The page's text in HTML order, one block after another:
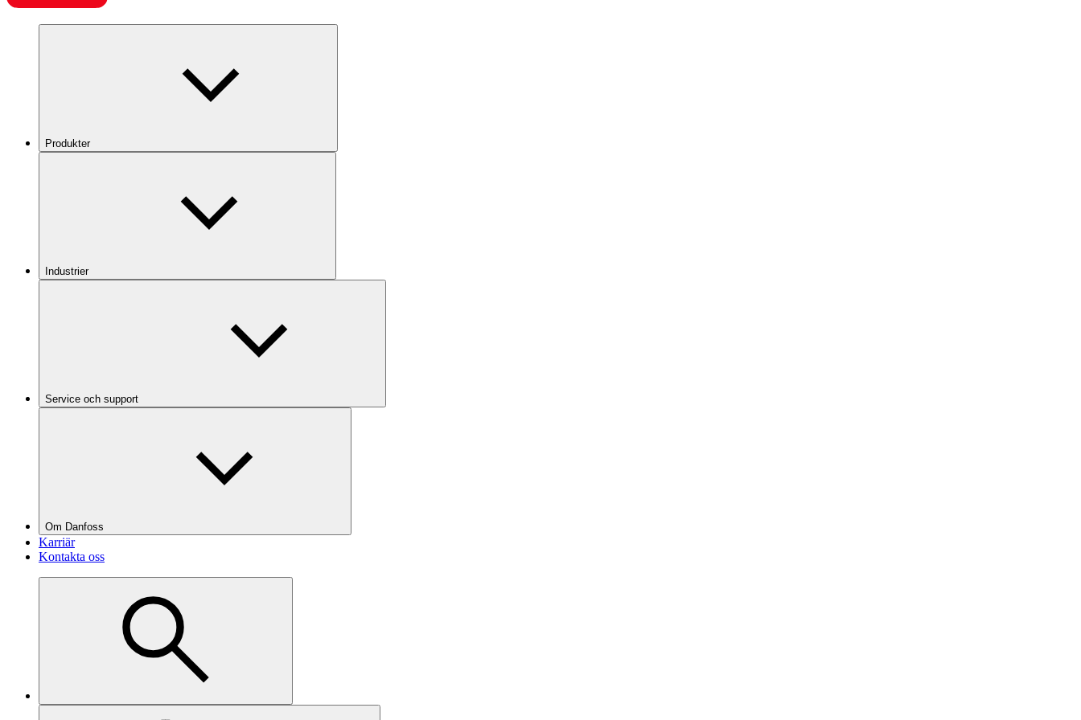
Produkter
Industrier
Service och support
Om Danfoss
Karriär
Kontakta oss